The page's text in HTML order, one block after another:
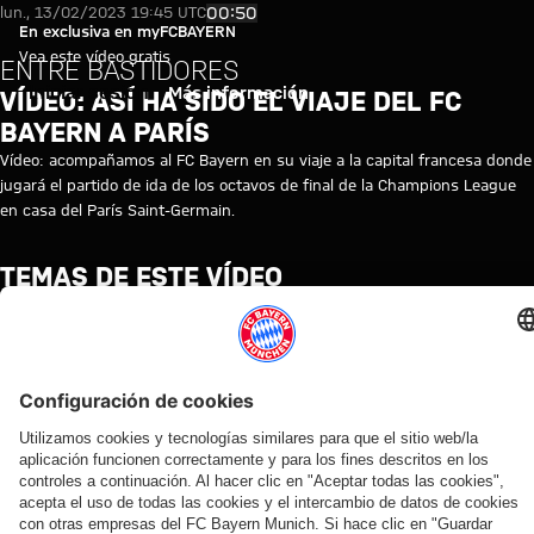
Vídeo: Así ha sido el viaje del
Reproducir vídeo
En exclusiva en myFCBAYERN
Vea este vídeo gratis
Iniciar sesión Más información
lun., 13/02/2023 19:45 UTC00:50
ENTRE BASTIDORES
VÍDEO: ASÍ HA SIDO EL VIAJE DEL FC
BAYERN A PARÍS
Vídeo: acompañamos al FC Bayern en su viaje a la capital francesa donde
jugará el partido de ida de los octavos de final de la Champions League
en casa del París Saint-Germain.
TEMAS DE ESTE VÍDEO
MYFCBAYERN
VÍDEOS RELACIONADOS
Vídeo
DIFERIDO
La rueda
prensa
del Audi
Vídeo
ENTRE
BASTIDORES
Así vivió el
FC Bayern
sus cuatro
Vídeo
Jonas
Urbig,
ante
los
medios
Vídeo
FOOTBALL
SUMMIT
Los
mejores
momentos
Vídeo
Rueda
de
prensa
tras el
Audi
Vídeo
DIFERIDO
Rueda de
prensa
del Audi
Football
Entre
bastidores
del
amistoso
en
2026/27
El resumen del
amistoso en
Rottach-Egern